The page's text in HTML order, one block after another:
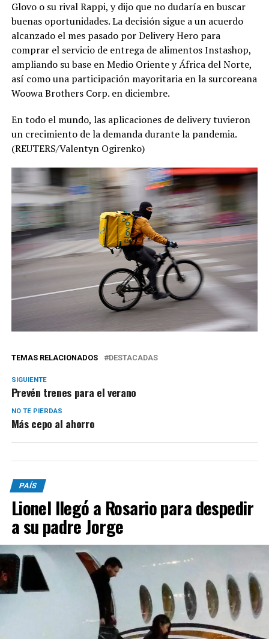
Glovo o su rival Rappi, y dijo que no dudaría en buscar
buenas oportunidades. La decisión sigue a un acuerdo
alcanzado el mes pasado por Delivery Hero para
comprar el servicio de entrega de alimentos Instashop,
ampliando su base en Medio Oriente y África del Norte,
así como una participación mayoritaria en la surcoreana
Woowa Brothers Corp. en diciembre.
En todo el mundo, las aplicaciones de delivery tuvieron
un crecimiento de la demanda durante la pandemia.
(REUTERS/Valentyn Ogirenko)
TEMAS RELACIONADOS DESTACADAS
SIGUIENTE
Prevén trenes para el verano
NO TE PIERDAS
Más cepo al ahorro
PAÍS
Lionel llegó a Rosario para despedir
a su padre Jorge